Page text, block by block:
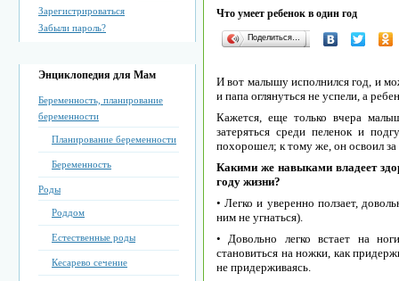
Зарегистрироваться
Забыли пароль?
Энциклопедия для Мам
Беременность, планирование
беременности
Планирование беременности
Беременность
Роды
Роддом
Естественные роды
Кесарево сечение
Что умеет ребенок в один год
Поделиться…
И вот малышу исполнился год, и
и папа оглянуться не успели, а
Кажется, еще только вчера
затеряться среди пеленок и
похорошел; к тому же, он освоил за
Какими же навыками владеет
году жизни?
• Легко и уверенно ползает,
ним не угнаться).
• Довольно легко встает на
становиться на ножки, как
не придерживаясь.